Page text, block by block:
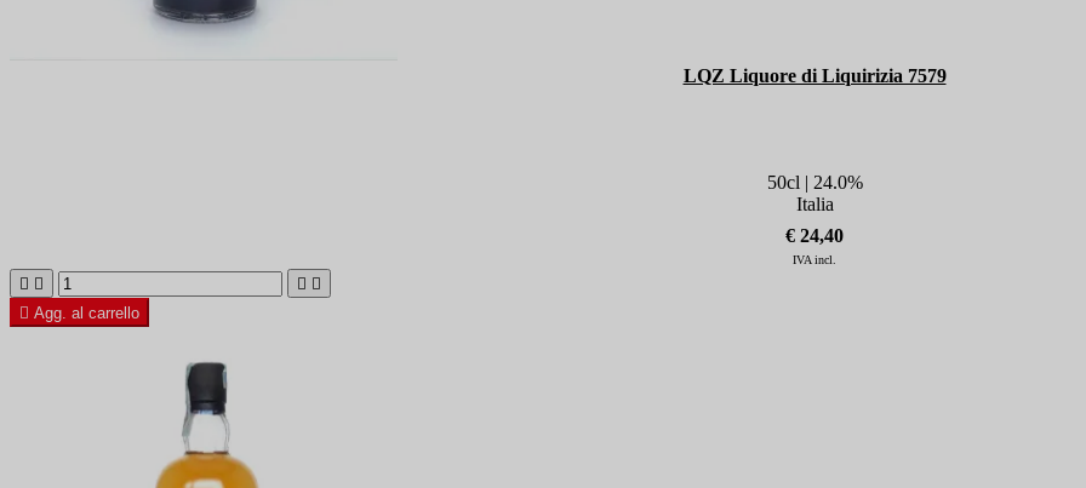
LQZ Liquore di Liquirizia 7579
50cl | 24.0%
Italia
€ 24,40
IVA incl.
   
 Agg. al carrello